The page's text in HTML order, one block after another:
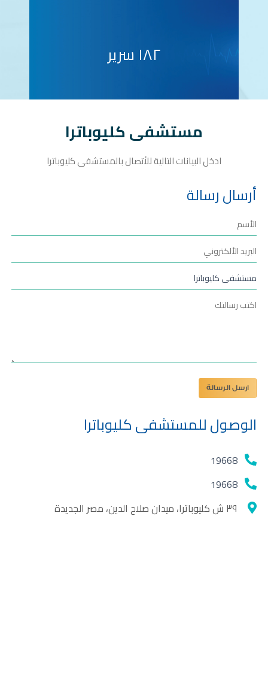
١٨٢ سرير
مستشفى كليوباترا
ادخل البيانات التالية للأتصال بالمستشفى كليوباترا
أرسال رسالة
ارسل الرسالة
الوصول للمستشفى كليوباترا
19668
19668
٣٩ ش كليوباترا، ميدان صلاح الدين، مصر الجديدة